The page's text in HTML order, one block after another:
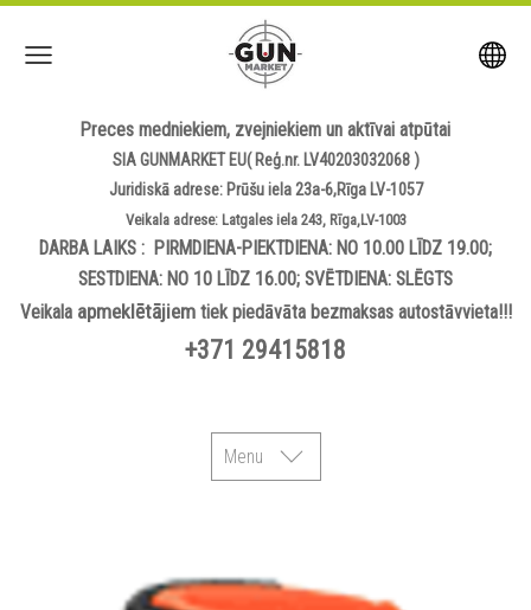
Preces medniekiem, zvejniekiem un aktīvai atpūtai
SIA GUNMARKET EU( Reģ.nr. LV40203032068 )
Juridiskā adrese: Prūšu iela 23a-6,Rīga LV-1057
Veikala adrese: Latgales iela 243, Rīga,LV-1003
DARBA LAIKS : PIRMDIENA-PIEKTDIENA: NO 10.00 LĪDZ 19.00;
SESTDIENA: NO 10 LĪDZ 16.00; SVĒTDIENA: SLĒGTS
Veikala apmeklētājiemtiek piedāvāta bezmaksas autostāvvieta!!!
+371 29415818
Menu